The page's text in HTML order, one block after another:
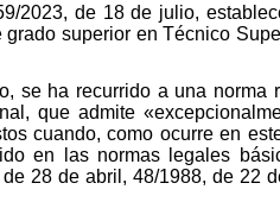
2023, de 18 de julio,
superior en Técnico
se ha recurrido a una norma
que admite
cuando, como ocurre en
en las normas legales
28 de abril, 48/1988, de 22